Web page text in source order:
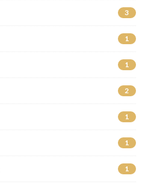
3
1
1
2
1
1
1